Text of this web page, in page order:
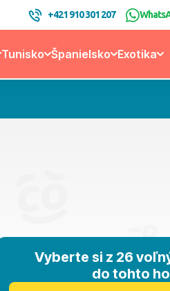
+421 910 301 207
Tunisko Španielsko Exotika
Vyberte si z 26
do tohto